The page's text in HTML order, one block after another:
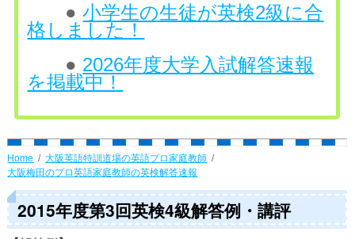
●小学生の生徒が英検2級に合
格しました！
● 2026年度大学入試解答速報
を掲載中！
Home
大阪英語特訓道場の英語プロ家庭教師
大阪梅田のプロ英語家庭教師の英検解答速報
2015年度第3回英検4級解答例・講評